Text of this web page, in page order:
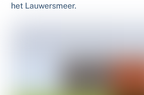
het Lauwersmeer.